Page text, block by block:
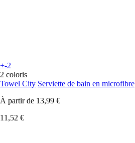
+-2
2 coloris
Towel City Serviette de bain en microfibre
À partir de 13,99 €
11,52 €